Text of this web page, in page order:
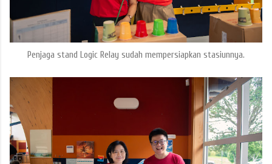
Penjaga stand Logic Relay sudah mempersiapkan stasiunnya.